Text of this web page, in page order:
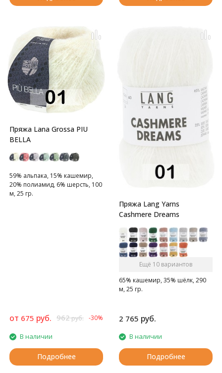
Пряжа Lana Grossa PIU
BELLA
59% альпака, 15% кашемир,
20% полиамид, 6% шерсть, 100
м, 25 гр.
от 675 руб. 962руб. -30%
В наличии
Подробнее
Пряжа Lang Yarns
Cashmere Dreams
Ещё 10 вариантов
65% кашемир, 35% шёлк, 290
м, 25 гр.
2 765 руб.
В наличии
Подробнее